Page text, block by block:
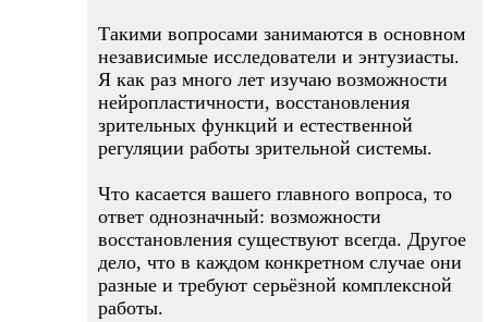
Такими вопросами занимаются в основном
независимые исследователи и энтузиасты.
Я как раз много лет изучаю возможности
нейропластичности, восстановления
зрительных функций и естественной
регуляции работы зрительной системы.
Что касается вашего главного вопроса, то
ответ однозначный: возможности
восстановления существуют всегда. Другое
дело, что в каждом конкретном случае они
разные и требуют серьёзной комплексной
работы.